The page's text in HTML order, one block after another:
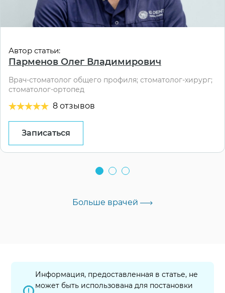
Автор статьи:
Парменов Олег Владимирович
Врач-стоматолог общего профиля; стоматолог-хирург;
стоматолог-ортопед
8 отзывов
Записаться
Больше врачей
Информация, предоставленная в статье, не
может быть использована для постановки